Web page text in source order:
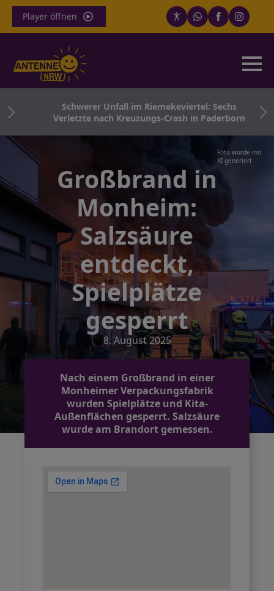
Player öffnen
Schwerer Unfall im Riemekeviertel: Sechs
Verletzte nach Kreuzungs-Crash in Paderborn
Foto wurde mit
KI generiert
Großbrand in
Monheim:
Salzsäure
entdeckt,
Spielplätze
gesperrt
8. August 2025
Nach einem Großbrand in einer
Monheimer Verpackungsfabrik
wurden Spielplätze und Kita-
Außenflächen gesperrt. Salzsäure
wurde am Brandort gemessen.